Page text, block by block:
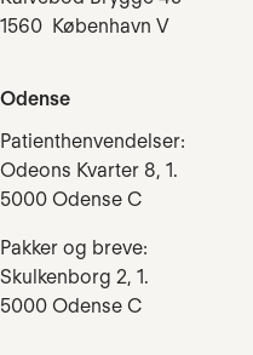
1560 København V
Odense
Patienthenvendelser:
Odeons Kvarter 8, 1.
5000 Odense C
Pakker og breve:
Skulkenborg 2, 1.
5000 Odense C